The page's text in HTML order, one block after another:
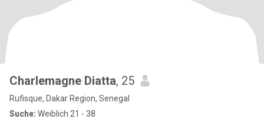
Charlemagne Diatta, 25
Rufisque, Dakar Region, Senegal
Suche: Weiblich 21 - 38